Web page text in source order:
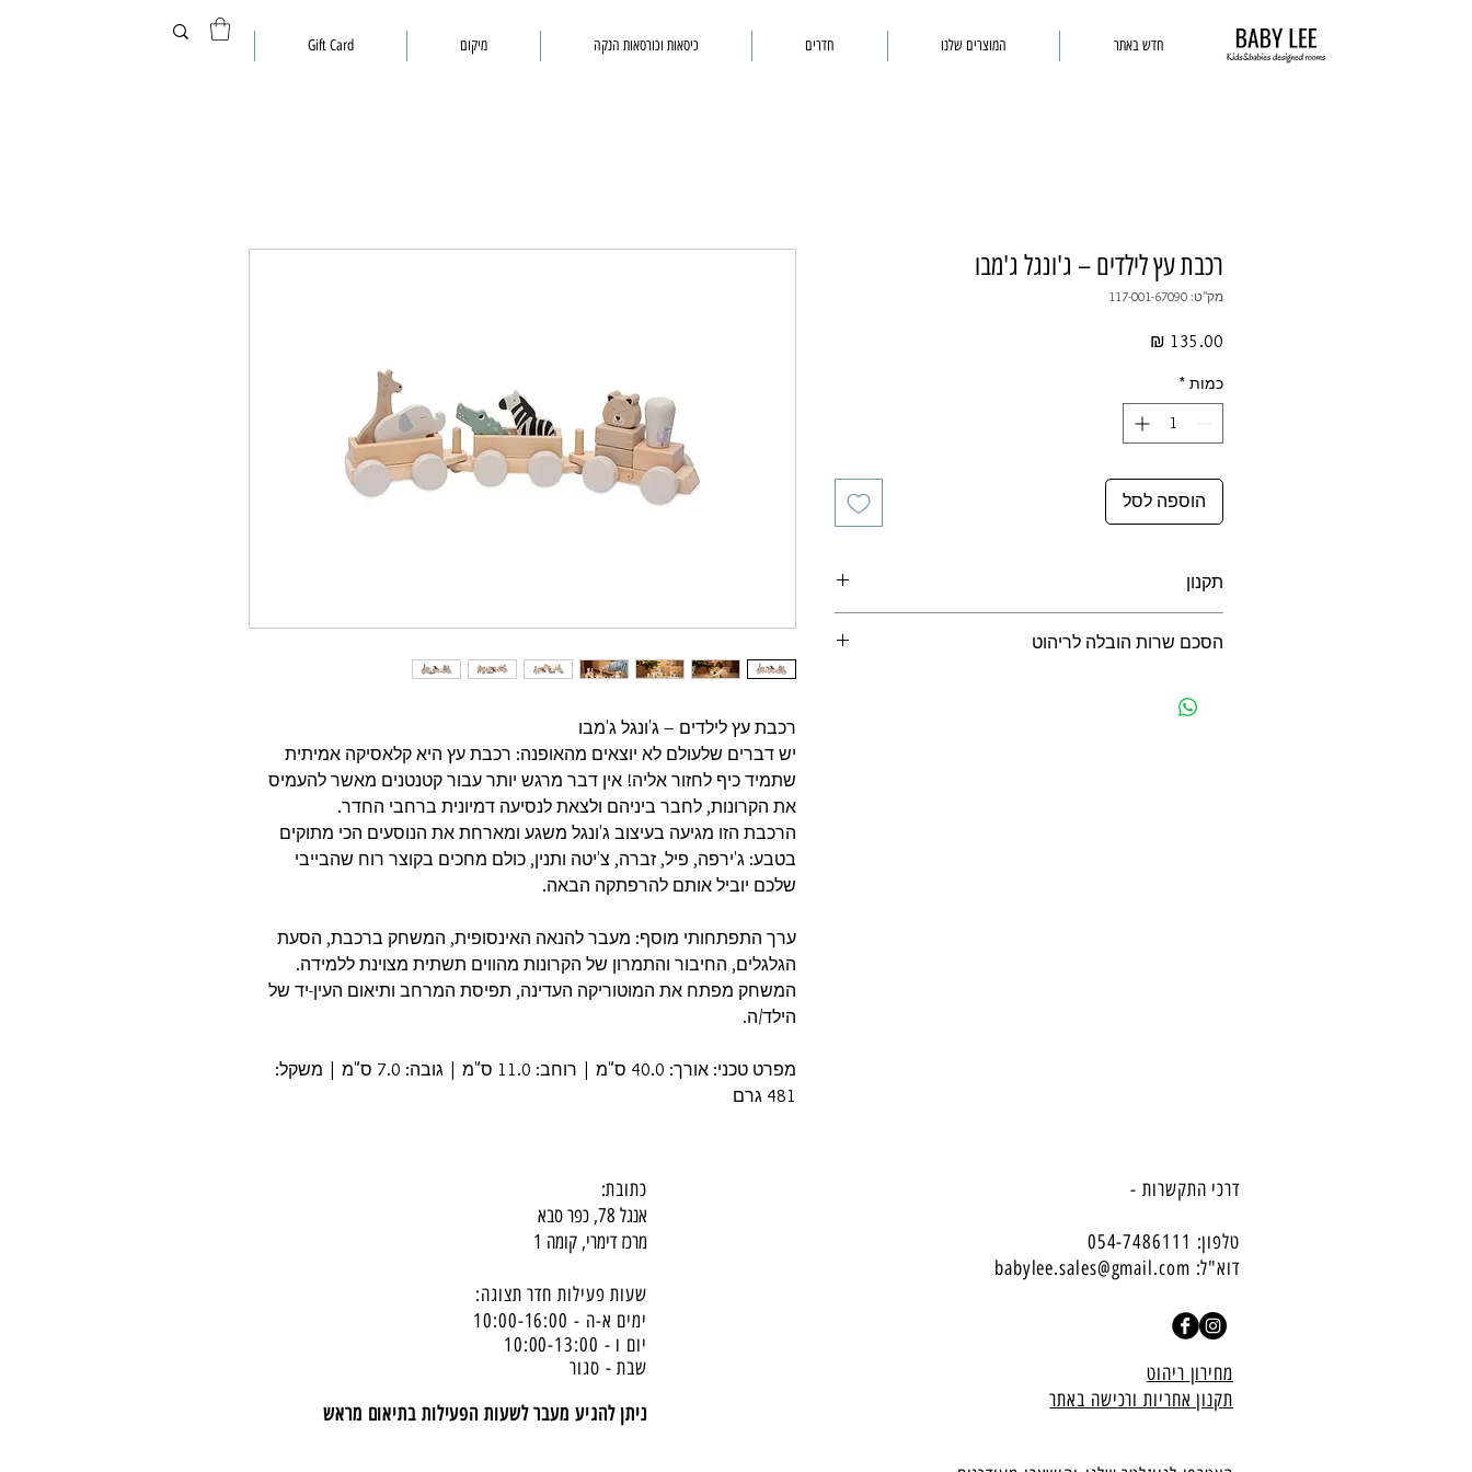
חדש באתר המוצרים שלנו חדרים כיסאות וכורסאות הנקה מיקום Gift Card
רכבת עץ לילדים – ג'ונגל ג'מבו
יש דברים שלעולם לא יוצאים מהאופנה: רכבת עץ היא קלאסיקה אמיתית
שתמיד כיף לחזור אליה! אין דבר מרגש יותר עבור קטנטנים מאשר להעמיס
את הקרונות, לחבר ביניהם ולצאת לנסיעה דמיונית ברחבי החדר.
הרכבת הזו מגיעה בעיצוב ג'ונגל משגע ומארחת את הנוסעים הכי מתוקים
בטבע: ג'ירפה, פיל, זברה, צ'יטה ותנין, כולם מחכים בקוצר רוח שהבייבי
שלכם יוביל אותם להרפתקה הבאה.
ערך התפתחותי מוסף: מעבר להנאה האינסופית, המשחק ברכבת, הסעת
הגלגלים, החיבור והתמרון של הקרונות מהווים תשתית מצוינת ללמידה.
המשחק מפתח את המוטוריקה העדינה, תפיסת המרחב ותיאום העין-יד של
הילד/ה.
מפרט טכני: אורך: 40.0 ס"מ | רוחב: 11.0 ס"מ | גובה: 7.0 ס"מ | משקל:
481 גרם
רכבת עץ לילדים – ג'ונגל ג'מבו
מק"ט: 117-001-67090
כמות *
הוספה לסל
תקנון
הסכם שרות הובלה לריהוט
כתובת:
אנגל 78, כפר סבא
מרכז דימרי, קומה 1
שעות פעילות חדר תצוגה:
ימים א-ה - 10:00-16: 00
יום ו - 10:00-13:00
שבת - סגור
ניתן להגיע מעבר לשעות הפעילות בתיאום מראש
דרכי התקשרות -
טלפון: 054-7486111
דוא"ל: babylee.sales@gmail.com
מחירון ריהוט
תקנון אחריות ורכישה באתר